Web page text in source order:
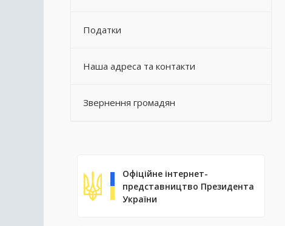
Податки
Наша адреса та контакти
Звернення громадян
Офіційне інтернет-
представництво Президента
України